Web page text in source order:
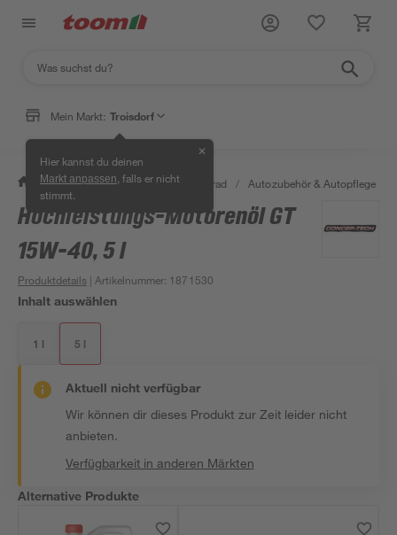
Mein Markt: Troisdorf
Hier kannst du deinen
Markt anpassen , falls er nicht
stimmt.
✕
/ Garten & Freizeit / Auto & Fahrrad / Autozubehör & Autopflege
Hochleistungs-Motorenöl GT
15W-40, 5 l
Produktdetails | Artikelnummer: 1871530
Inhalt auswählen
1 l 5 l
Aktuell nicht verfügbar
Wir können dir dieses Produkt zur Zeit leider nicht
anbieten.
Verfügbarkeit in anderen Märkten
Alternative Produkte